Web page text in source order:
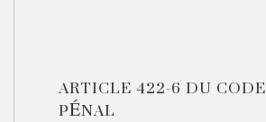
ARTICLE 422-6 DU CODE
PÉNAL